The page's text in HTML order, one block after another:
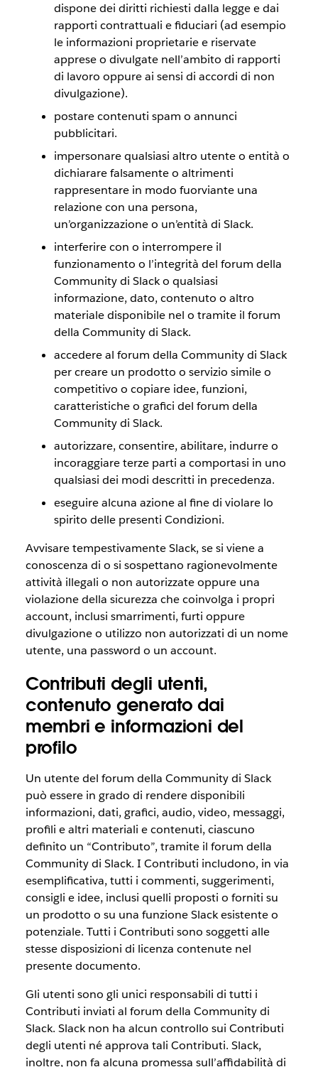
dispone dei diritti richiesti dalla legge e dai
rapporti contrattuali e fiduciari (ad esempio
le informazioni proprietarie e riservate
apprese o divulgate nell’ambito di rapporti
di lavoro oppure ai sensi di accordi di non
divulgazione).
postare contenuti spam o annunci
pubblicitari.
impersonare qualsiasi altro utente o entità o
dichiarare falsamente o altrimenti
rappresentare in modo fuorviante una
relazione con una persona,
un’organizzazione o un’entità di Slack.
interferire con o interrompere il
funzionamento o l’integrità del forum della
Community di Slack o qualsiasi
informazione, dato, contenuto o altro
materiale disponibile nel o tramite il forum
della Community di Slack.
accedere al forum della Community di Slack
per creare un prodotto o servizio simile o
competitivo o copiare idee, funzioni,
caratteristiche o grafici del forum della
Community di Slack.
autorizzare, consentire, abilitare, indurre o
incoraggiare terze parti a comportasi in uno
qualsiasi dei modi descritti in precedenza.
eseguire alcuna azione al fine di violare lo
spirito delle presenti Condizioni.
Avvisare tempestivamente Slack, se si viene a
conoscenza di o si sospettano ragionevolmente
attività illegali o non autorizzate oppure una
violazione della sicurezza che coinvolga i propri
account, inclusi smarrimenti, furti oppure
divulgazione o utilizzo non autorizzati di un nome
utente, una password o un account.
Contributi degli utenti,
contenuto generato dai
membri e informazioni del
profilo
Un utente del forum della Community di Slack
può essere in grado di rendere disponibili
informazioni, dati, grafici, audio, video, messaggi,
profili e altri materiali e contenuti, ciascuno
definito un “Contributo”, tramite il forum della
Community di Slack. I Contributi includono, in via
esemplificativa, tutti i commenti, suggerimenti,
consigli e idee, inclusi quelli proposti o forniti su
un prodotto o su una funzione Slack esistente o
potenziale. Tutti i Contributi sono soggetti alle
stesse disposizioni di licenza contenute nel
presente documento.
Gli utenti sono gli unici responsabili di tutti i
Contributi inviati al forum della Community di
Slack. Slack non ha alcun controllo sui Contributi
degli utenti né approva tali Contributi. Slack,
inoltre, non fa alcuna promessa sull’affidabilità di